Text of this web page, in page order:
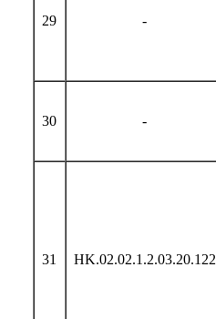
29 -
30 -
31 HK.02.02.1.2.03.20.122